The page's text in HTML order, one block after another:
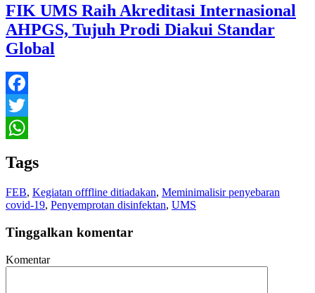
FIK UMS Raih Akreditasi Internasional
AHPGS, Tujuh Prodi Diakui Standar
Global
Facebook
Twitter
Tags
FEB, Kegiatan offfline ditiadakan, Meminimalisir penyebaran
covid-19, Penyemprotan disinfektan, UMS
Tinggalkan komentar
Komentar